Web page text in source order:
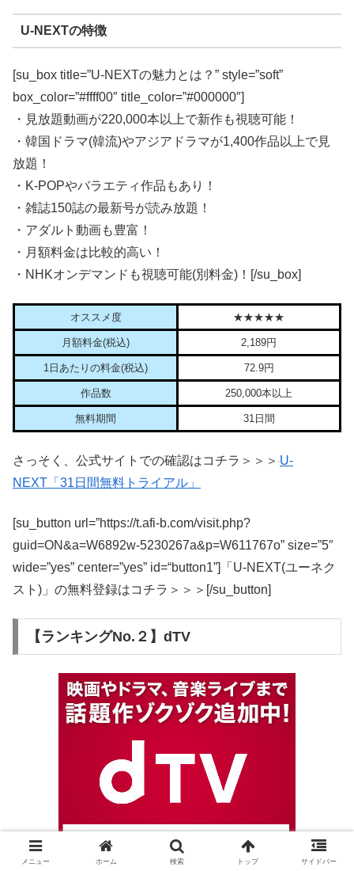
U-NEXTの特徴
[su_box title=”U-NEXTの魅力とは？” style=”soft”
box_color=”#ffff00″ title_color=”#000000″]
・見放題動画が220,000本以上で新作も視聴可能！
・韓国ドラマ(韓流)やアジアドラマが1,400作品以上で見
放題！
・K-POPやバラエティ作品もあり！
・雑誌150誌の最新号が読み放題！
・アダルト動画も豊富！
・月額料金は比較的高い！
・NHKオンデマンドも視聴可能(別料金)！[/su_box]
オススメ度 ★★★★★
月額料金(税込) 2,189円
1日あたりの料金(税込) 72.9円
作品数 250,000本以上
無料期間 31日間
さっそく、公式サイトでの確認はコチラ＞＞＞ U-
NEXT「31日間無料トライアル」
[su_button url=”https://t.afi-b.com/visit.php?
guid=ON&a=W6892w-5230267a&p=W611767o” size=”5″
wide=”yes” center=”yes” id=“button1”]「U-NEXT(ユーネク
スト)」の無料登録はコチラ＞＞＞[/su_button]
【ランキングNo.２】dTV
メニュー ホーム 検索 トップ サイドバー